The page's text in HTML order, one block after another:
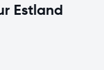
Estland